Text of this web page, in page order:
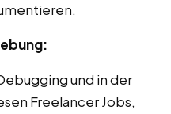
und in der
Freelancer Jobs,